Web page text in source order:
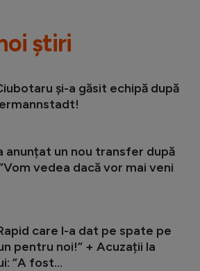
știri
și-a găsit echipă după
anunțat un nou transfer după
vedea dacă vor mai veni
care l-a dat pe spate pe
pentru noi!” + Acuzații la
”A fost...